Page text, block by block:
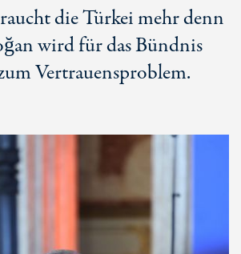
die Türkei mehr denn
wird für das Bündnis
Vertrauensproblem.